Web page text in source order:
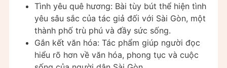
Tình yêu quê hương: Bài tùy bút thể hiện tình
yêu sâu sắc của tác giả đối với Sài Gòn, một
thành phố trù phú và đầy sức sống.
Gắn kết văn hóa: Tác phẩm giúp người đọc
hiểu rõ hơn về văn hóa, phong tục và cuộc